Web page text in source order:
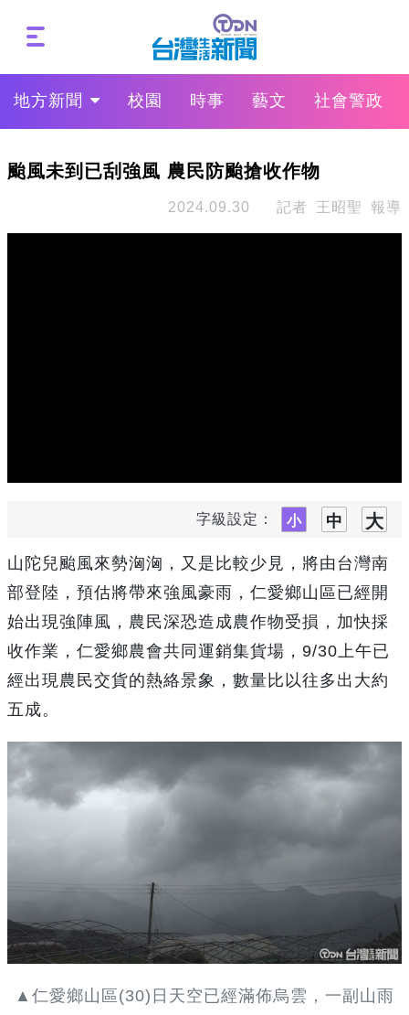
地方新聞 校園 時事 藝文 社會警政
颱風未到已刮強風 農民防颱搶收作物
2024.09.30 記者 王昭聖 報導
字級設定：
山陀兒颱風來勢洶洶，又是比較少見，將由台灣南
部登陸，預估將帶來強風豪雨，仁愛鄉山區已經開
始出現強陣風，農民深恐造成農作物受損，加快採
收作業，仁愛鄉農會共同運銷集貨場，9/30上午已
經出現農民交貨的熱絡景象，數量比以往多出大約
五成。
▲仁愛鄉山區(30)日天空已經滿佈烏雲，一副山雨